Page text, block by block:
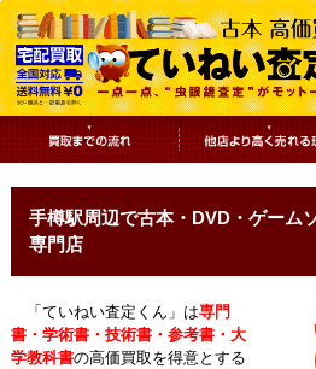
手樽駅周辺で古本・DVD・ゲーム
専門店
「ていねい査定くん」は専門
書・学術書・技術書・参考書・大
学教科書の高価買取を得意とする